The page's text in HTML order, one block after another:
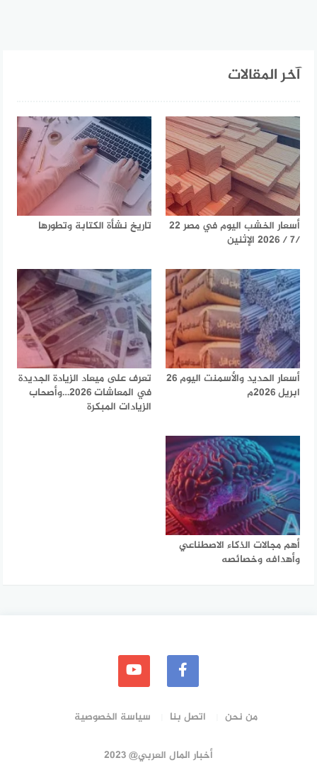
آخر المقالات
أسعار الخشب اليوم في مصر 22
/7 / 2026 الإثنين
تاريخ نشأة الكتابة وتطورها
أسعار الحديد والأسمنت اليوم 26
ابريل 2026م
تعرف على ميعاد الزيادة الجديدة
في المعاشات 2026…وأصحاب
الزيادات المبكرة
أهم مجالات الذكاء الاصطناعي
وأهدافه وخصائصه
من نحن اتصل بنا سياسة الخصوصية
أخبار المال العربي@ 2023